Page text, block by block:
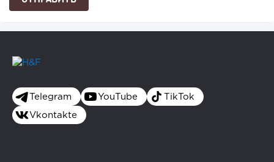
Telegram YouTube TikTok
Vkontakte